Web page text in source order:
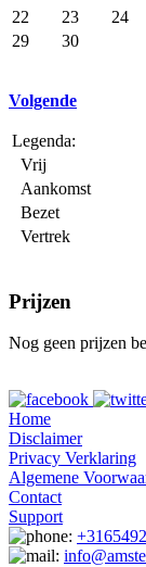
22
23 24
29
30
Volgende
Legenda:
Vrij
Aankomst
Bezet
Vertrek
Prijzen
Nog geen prijzen
Home
Disclaimer
Privacy Verklaring
Algemene
Contact
Support